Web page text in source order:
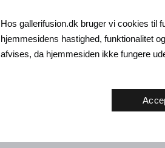
Henrik Busk Andersen. Try to Fuck the
Money, 2023.180 x 130 cm
Hos gallerifusion.dk bruger vi cookies til
hjemmesidens hastighed, funktionalitet
afvises, da hjemmesiden ikke fungere